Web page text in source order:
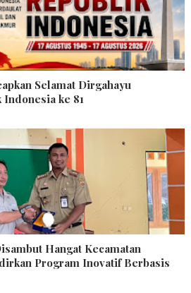
Selamat Dirgahayu
ke 81
Hangat Kecamatan
Program Inovatif Berbasis